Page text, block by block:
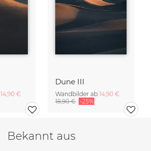
14,90 €
Dune III
Wandbilder ab 14,90 €
18,90 € -25%
Bekannt aus